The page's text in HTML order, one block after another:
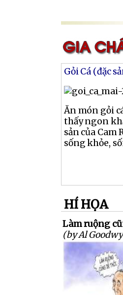
Gỏi Cá (đặc
Ăn món gỏi
thấy ngon
sản của
sống khỏe,
HÍ HỌA
Làm ruộng
(by Al